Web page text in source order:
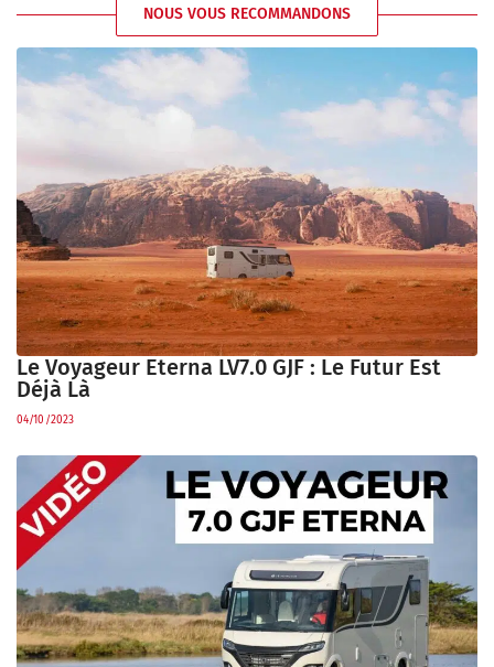
NOUS VOUS RECOMMANDONS
Le Voyageur Eterna LV7.0 GJF : Le Futur Est
Déjà Là
04/10/2023